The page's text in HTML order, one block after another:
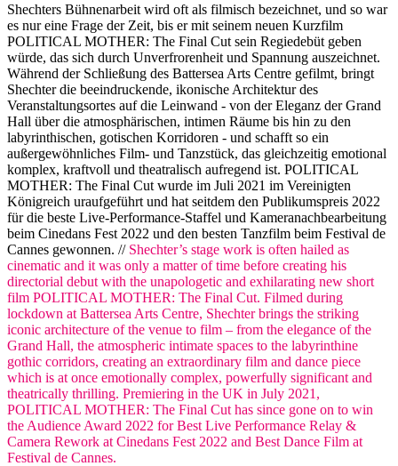
Shechters Bühnenarbeit wird oft als filmisch bezeichnet, und so war
es nur eine Frage der Zeit, bis er mit seinem neuen Kurzfilm
POLITICAL MOTHER: The Final Cut sein Regiedebüt geben
würde, das sich durch Unverfrorenheit und Spannung auszeichnet.
Während der Schließung des Battersea Arts Centre gefilmt, bringt
Shechter die beeindruckende, ikonische Architektur des
Veranstaltungsortes auf die Leinwand - von der Eleganz der Grand
Hall über die atmosphärischen, intimen Räume bis hin zu den
labyrinthischen, gotischen Korridoren - und schafft so ein
außergewöhnliches Film- und Tanzstück, das gleichzeitig emotional
komplex, kraftvoll und theatralisch aufregend ist. POLITICAL
MOTHER: The Final Cut wurde im Juli 2021 im Vereinigten
Königreich uraufgeführt und hat seitdem den Publikumspreis 2022
für die beste Live-Performance-Staffel und Kameranachbearbeitung
beim Cinedans Fest 2022 und den besten Tanzfilm beim Festival de
Cannes gewonnen. // Shechter’s stage work is often hailed as
cinematic and it was only a matter of time before creating his
directorial debut with the unapologetic and exhilarating new short
film POLITICAL MOTHER: The Final Cut. Filmed during
lockdown at Battersea Arts Centre, Shechter brings the striking
iconic architecture of the venue to film – from the elegance of the
Grand Hall, the atmospheric intimate spaces to the labyrinthine
gothic corridors, creating an extraordinary film and dance piece
which is at once emotionally complex, powerfully significant and
theatrically thrilling. Premiering in the UK in July 2021,
POLITICAL MOTHER: The Final Cut has since gone on to win
the Audience Award 2022 for Best Live Performance Relay &
Camera Rework at Cinedans Fest 2022 and Best Dance Film at
Festival de Cannes.